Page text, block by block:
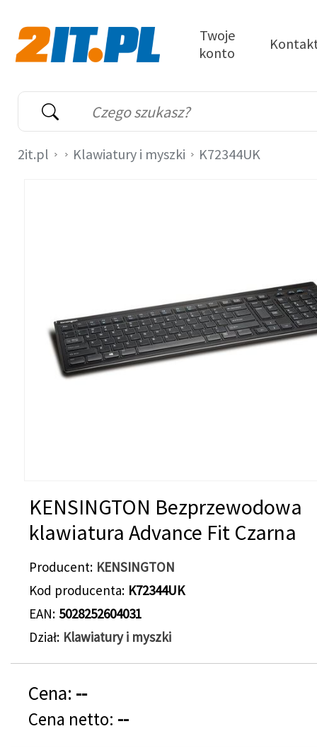
Wyszukiwarka
Słowo kluczowe
Twoje
konto
2it.pl Klawiatury i myszki K72344UK
KENSINGTON Bezprzewodowa
klawiatura Advance Fit Czarna
Producent KENSINGTON
Kod producenta K72344UK
EAN 5028252604031
Dział Klawiatury i myszki
Cena: --
Cena netto: --